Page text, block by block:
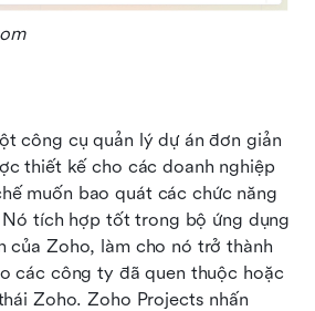
công cụ quản lý dự án đơn giản
thiết kế cho các doanh nghiệp
muốn bao quát các chức năng
tích hợp tốt trong bộ ứng dụng
của Zoho, làm cho nó trở thành
các công ty đã quen thuộc hoặc
Zoho. Zoho Projects nhấn